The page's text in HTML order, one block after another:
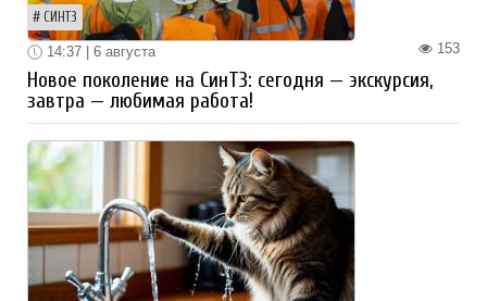
СИНТЗ
153
14:37 | 6 августа
Новое поколение на СинТЗ: сегодня — экскурсия,
завтра — любимая работа!